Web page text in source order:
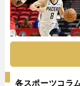
各スポーツコラ